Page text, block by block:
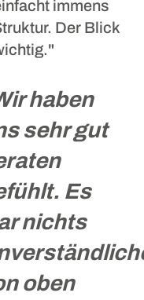
immens
Der Blick
haben
sehr gut
Es
nichts
oben